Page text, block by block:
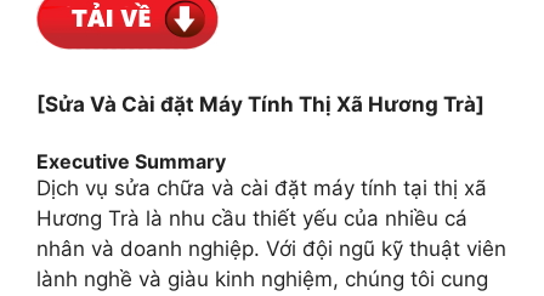
[Sửa Và Cài đặt Máy Tính Thị Xã Hương Trà]
Executive Summary
Dịch vụ sửa chữa và cài đặt máy tính tại thị xã
Hương Trà là nhu cầu thiết yếu của nhiều cá
nhân và doanh nghiệp. Với đội ngũ kỹ thuật viên
lành nghề và giàu kinh nghiệm, chúng tôi cung